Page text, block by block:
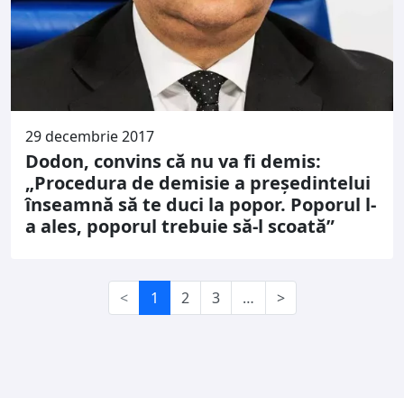
29 decembrie 2017
Dodon, convins că nu va fi demis:
„Procedura de demisie a preşedintelui
înseamnă să te duci la popor. Poporul l-
a ales, poporul trebuie să-l scoată”
< 1 2 3 … >